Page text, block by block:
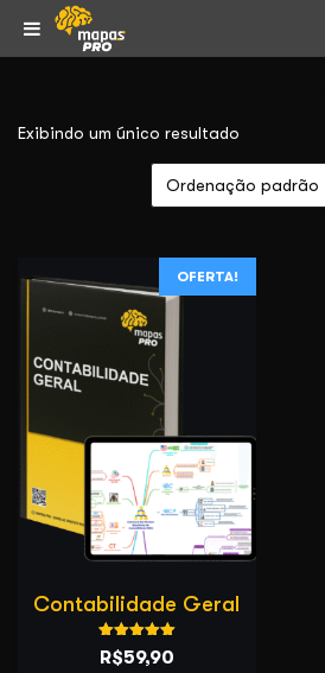
Exibindo um único resultado
OFERTA!
Contabilidade Geral
Avaliação
5.00
O
R$59,90
O